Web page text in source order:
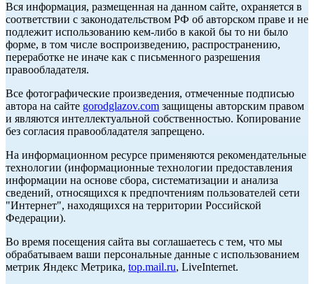
Вся информация, размещенная на данном сайте, охраняется в
соответствии с законодательством РФ об авторском праве и не
подлежит использованию кем-либо в какой бы то ни было
форме, в том числе воспроизведению, распространению,
переработке не иначе как с письменного разрешения
правообладателя.
Все фотографические произведения, отмеченные подписью
автора на сайте gorodglazov.com защищены авторским правом
и являются интеллектуальной собственностью. Копирование
без согласия правообладателя запрещено.
На информационном ресурсе применяются рекомендательные
технологии (информационные технологии предоставления
информации на основе сбора, систематизации и анализа
сведений, относящихся к предпочтениям пользователей сети
"Интернет", находящихся на территории Российской
Федерации).
Во время посещения сайта вы соглашаетесь с тем, что мы
обрабатываем ваши персональные данные с использованием
метрик Яндекс Метрика, top.mail.ru, LiveInternet.